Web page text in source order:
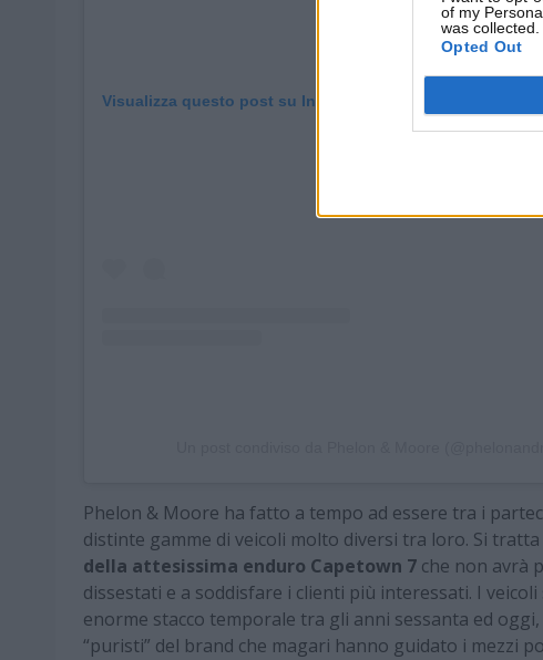
of my
was collected.
Opted Out
Visualizza questo post su Instagram
Phelon & Moore ha fatto a tempo ad essere tra i
distinte gamme di veicoli molto diversi tra loro. Si
della attesissima enduro Capetown 7 che non avrà
dissestati e a soddisfare i clienti più interessati. I
enorme stacco temporale tra gli anni sessanta ed
“puristi” del brand che magari hanno guidato i mezzi